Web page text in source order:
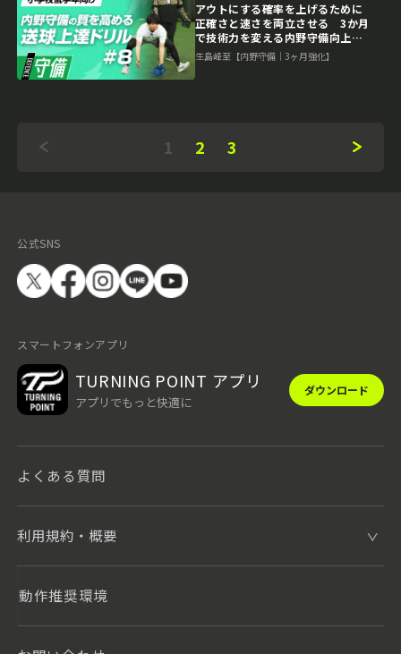
アウトにする確率を上げるために
正確さと速さを両立させる 3か月
で技術力を変える内野守備向上メ
ソッド
生島峰至【内野守備｜3ヶ月強化】
1 2 3
公式SNS
スマートフォンアプリ
TURNING POINT アプリ
アプリでもっと快適に
ダウンロード
よくある質問
利用規約・概要
動作推奨環境